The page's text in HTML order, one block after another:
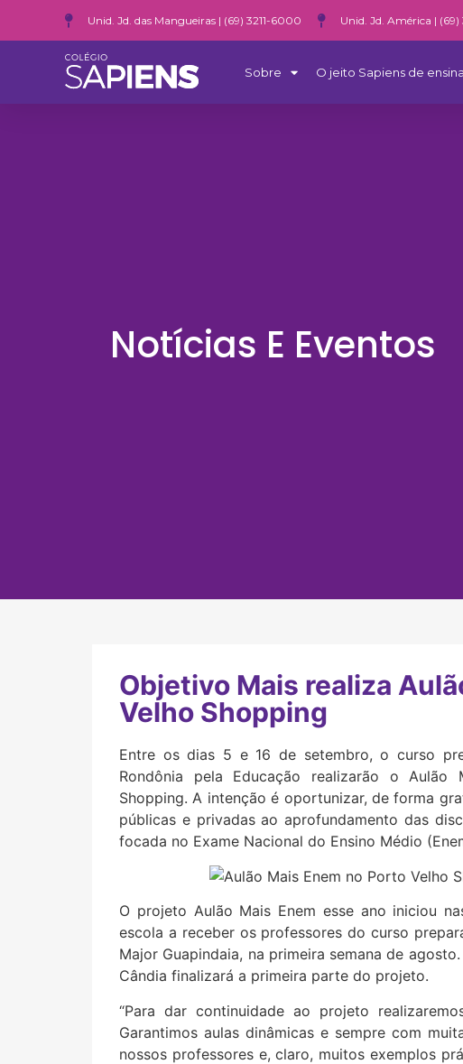
Unid. Jd. das Mangueiras | (69) 3211-6000 Unid. Jd. América | (69)
Sobre O jeito Sapiens de
Notícias E Eventos
Objetivo Mais realiza
Velho Shopping
Entre os dias 5 e 16 de setembro, o curso
Rondônia pela Educação realizarão o
Shopping. A intenção é oportunizar, de forma
públicas e privadas ao aprofundamento das
focada no Exame Nacional do Ensino Médio
O projeto Aulão Mais Enem esse ano iniciou
escola a receber os professores do curso
Major Guapindaia, na primeira semana de
Cândia finalizará a primeira parte do projeto.
“Para dar continuidade ao projeto
Garantimos aulas dinâmicas e sempre com
nossos professores e, claro, muitos exemplos